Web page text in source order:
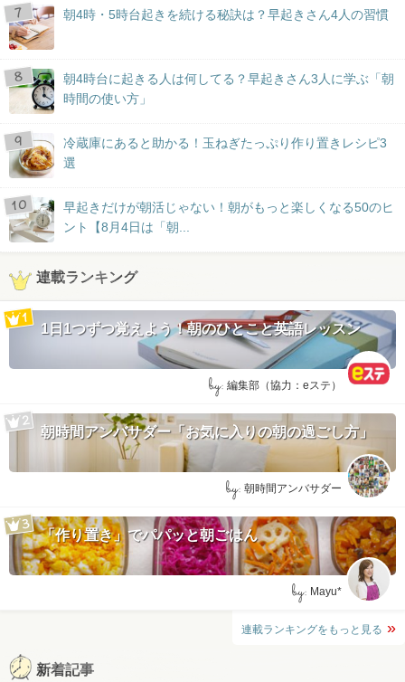
朝4時・5時台起きを続ける秘訣は？早起きさん4人の習慣
朝4時台に起きる人は何してる？早起きさん3人に学ぶ「朝
時間の使い方」
冷蔵庫にあると助かる！玉ねぎたっぷり作り置きレシピ3
選
早起きだけが朝活じゃない！朝がもっと楽しくなる50のヒ
ント【8月4日は「朝...
連載ランキング
1日1つずつ覚えよう！朝のひとこと英語レッスン
by: 編集部（協力：eステ）
朝時間アンバサダー「お気に入りの朝の過ごし方」
by: 朝時間アンバサダー
「作り置き」でパパッと朝ごはん
by: Mayu*
連載ランキングをもっと見る
新着記事